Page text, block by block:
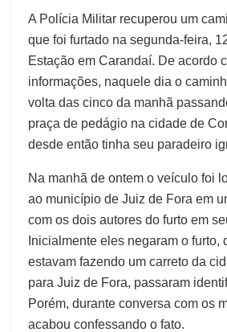
A Polícia Militar recuperou um
que foi furtado na segunda-feira,
Estação em Carandaí. De acordo
informações, naquele dia o
volta das cinco da manhã
praça de pedágio na cidade de
desde então tinha seu paradeiro
Na manhã de ontem o veículo foi
ao município de Juiz de Fora em
com os dois autores do furto em
Inicialmente eles negaram o furto,
estavam fazendo um carreto da
para Juiz de Fora, passaram
Porém, durante conversa com os
acabou confessando o fato.